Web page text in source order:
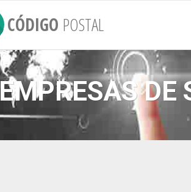
CÓDIGO POSTAL
EMPRESAS DE